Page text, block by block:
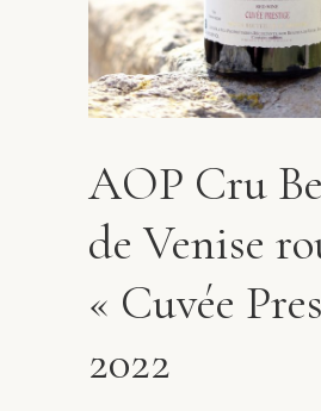
AOP Cru
de Venise
« Cuvée
2022